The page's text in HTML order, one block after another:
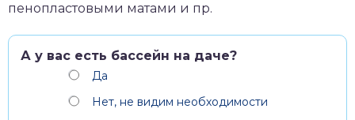
пенопластовыми матами и пр.
А у вас есть бассейн на даче?
Да
Нет, не видим необходимости